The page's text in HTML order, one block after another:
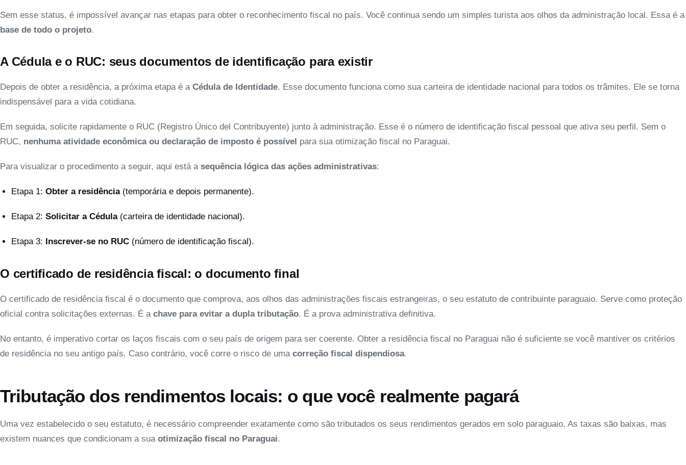
Sem esse status, é impossível avançar nas etapas para obter o reconhecimento fiscal no país. Você continua sendo um simples turista aos olhos da administração local. Essa é a
base de todo o projeto.
A Cédula e o RUC: seus documentos de identificação para existir
Depois de obter a residência, a próxima etapa é a Cédula de Identidade. Esse documento funciona como sua carteira de identidade nacional para todos os trâmites. Ele se torna
indispensável para a vida cotidiana.
Em seguida, solicite rapidamente o RUC (Registro Único del Contribuyente) junto à administração. Esse é o número de identificação fiscal pessoal que ativa seu perfil. Sem o
RUC, nenhuma atividade econômica ou declaração de imposto é possível para sua otimização fiscal no Paraguai.
Para visualizar o procedimento a seguir, aqui está a sequência lógica das ações administrativas:
Etapa 1: Obter a residência(temporária e depois permanente).
Etapa 2: Solicitar a Cédula(carteira de identidade nacional).
Etapa 3: Inscrever-se no RUC(número de identificação fiscal).
O certificado de residência fiscal: o documento final
O certificado de residência fiscal é o documento que comprova, aos olhos das administrações fiscais estrangeiras, o seu estatuto de contribuinte paraguaio. Serve como proteção
oficial contra solicitações externas. É a chave para evitar a dupla tributação. É a prova administrativa definitiva.
No entanto, é imperativo cortar os laços fiscais com o seu país de origem para ser coerente. Obter a residência fiscal no Paraguai não é suficiente se você mantiver os critérios
de residência no seu antigo país. Caso contrário, você corre o risco de uma correção fiscal dispendiosa.
Tributação dos rendimentos locais: o que você realmente pagará
Uma vez estabelecido o seu estatuto, é necessário compreender exatamente como são tributados os seus rendimentos gerados em solo paraguaio. As taxas são baixas, mas
existem nuances que condicionam a sua otimização fiscal no Paraguai.